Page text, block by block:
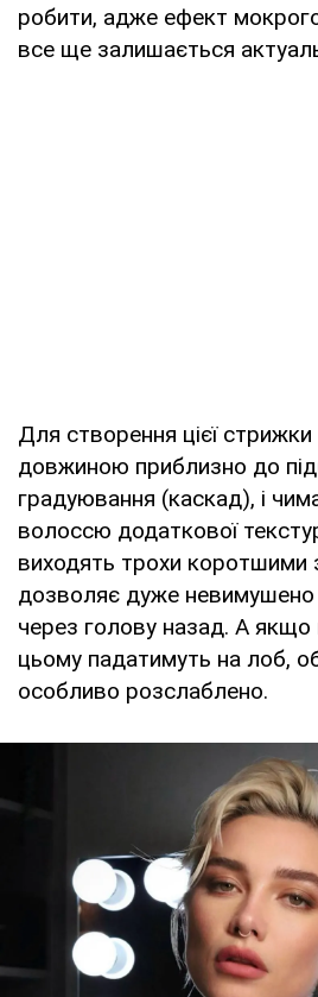
робити, адже ефект
все ще залишається
Для створення цієї стрижки
довжиною приблизно до
градуювання (каскад), і
волоссю додаткової
виходять трохи коротшими
дозволяє дуже невимушено
через голову назад. А якщо
цьому падатимуть на лоб,
особливо розслаблено.